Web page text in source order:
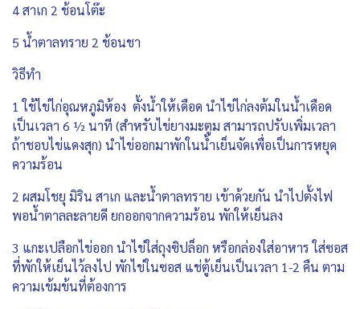
4 สาเก 2 ช้อนโต๊ะ
5 น้ำตาลทราย 2 ช้อนชา
วิธีทำ
1 ใช้ไข่ไก่อุณหภูมิห้อง ตั้งน้ำให้เดือด นำไข่ไก่ลงต้มในน้ำเดือด
เป็นเวลา 6 ½ นาที (สำหรับไข่ยางมะตูม สามารถปรับเพิ่มเวลา
ถ้าชอบไข่แดงสุก) นำไข่ออกมาพักในน้ำเย็นจัดเพื่อเป็นการหยุด
ความร้อน
2 ผสมโชยุ มิริน สาเก และน้ำตาลทราย เข้าด้วยกัน นำไปตั้งไฟ
พอน้ำตาลละลายดี ยกออกจากความร้อน พักให้เย็นลง
3 แกะเปลือกไข่ออก นำไข่ใส่ถุงซิปล็อก หรือกล่องใส่อาหาร ใส่ซอส
ที่พักให้เย็นไว้ลงไป พักไข่ในซอส แช่ตู้เย็นเป็นเวลา 1-2 คืน ตาม
ความเข้มข้นที่ต้องการ